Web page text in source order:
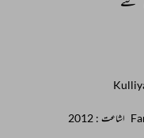
اشاعت : 2012